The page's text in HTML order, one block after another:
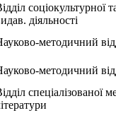
соціокультурної
діяльності
методичний
методичний
спеціалізованої